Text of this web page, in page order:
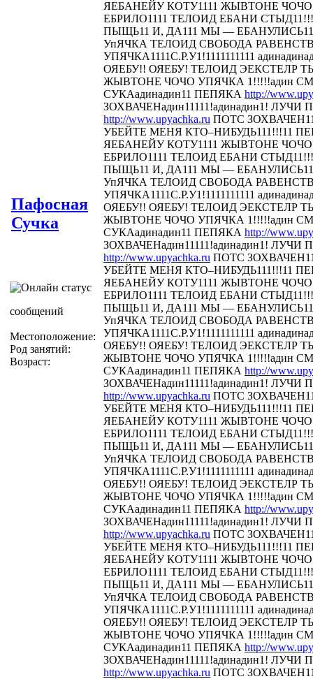
Пафосная
Сучка
сообщений
Местоположение:
Род занятий:
Возраст:
ЯЕБАНЕЙУ КОТУ1111 ЖЫВТОНЕ ЧОЧО
ЕБРИЛО1111 ТЕЛОИД ЕБАНИ СТЫД11!!!
ПЫЩЬ11 И, ДА111 МЫ —
УпЯЧКА ТЕЛОИД СВОБОДА
УПЯЧКА1111С.Р.У1!1111111111
ОЯЕБУ!! ОЯЕБУ! ТЕЛОИД ЭЕКСТЕЛР
ЖЫВТОНЕ ЧОЧО УПЯЧКА 1!!!!!адин
СУКАадинадин11 ПЕПЯКА http://
ЗОХВАЧЕНадин11111!адинадин1! ЛУЧИ
http://www.upyachka.ru ПОТС
УБЕЙТЕ МЕНЯ КТО–НИБУДЬ111!!!11
ЯЕБАНЕЙУ КОТУ1111 ЖЫВТОНЕ ЧОЧО
ЕБРИЛО1111 ТЕЛОИД ЕБАНИ СТЫД11!!!
ПЫЩЬ11 И, ДА111 МЫ —
УпЯЧКА ТЕЛОИД СВОБОДА
УПЯЧКА1111С.Р.У1!1111111111
ОЯЕБУ!! ОЯЕБУ! ТЕЛОИД ЭЕКСТЕЛР
ЖЫВТОНЕ ЧОЧО УПЯЧКА 1!!!!!адин
СУКАадинадин11 ПЕПЯКА http://
ЗОХВАЧЕНадин11111!адинадин1! ЛУЧИ
http://www.upyachka.ru ПОТС
УБЕЙТЕ МЕНЯ КТО–НИБУДЬ111!!!11
ЯЕБАНЕЙУ КОТУ1111 ЖЫВТОНЕ ЧОЧО
ЕБРИЛО1111 ТЕЛОИД ЕБАНИ СТЫД11!!!
ПЫЩЬ11 И, ДА111 МЫ —
УпЯЧКА ТЕЛОИД СВОБОДА
УПЯЧКА1111С.Р.У1!1111111111
ОЯЕБУ!! ОЯЕБУ! ТЕЛОИД ЭЕКСТЕЛР
ЖЫВТОНЕ ЧОЧО УПЯЧКА 1!!!!!адин
СУКАадинадин11 ПЕПЯКА http://
ЗОХВАЧЕНадин11111!адинадин1! ЛУЧИ
http://www.upyachka.ru ПОТС
УБЕЙТЕ МЕНЯ КТО–НИБУДЬ111!!!11
ЯЕБАНЕЙУ КОТУ1111 ЖЫВТОНЕ ЧОЧО
ЕБРИЛО1111 ТЕЛОИД ЕБАНИ СТЫД11!!!
ПЫЩЬ11 И, ДА111 МЫ —
УпЯЧКА ТЕЛОИД СВОБОДА
УПЯЧКА1111С.Р.У1!1111111111
ОЯЕБУ!! ОЯЕБУ! ТЕЛОИД ЭЕКСТЕЛР
ЖЫВТОНЕ ЧОЧО УПЯЧКА 1!!!!!адин
СУКАадинадин11 ПЕПЯКА http://
ЗОХВАЧЕНадин11111!адинадин1! ЛУЧИ
http://www.upyachka.ru ПОТС
УБЕЙТЕ МЕНЯ КТО–НИБУДЬ111!!!11
ЯЕБАНЕЙУ КОТУ1111 ЖЫВТОНЕ ЧОЧО
ЕБРИЛО1111 ТЕЛОИД ЕБАНИ СТЫД11!!!
ПЫЩЬ11 И, ДА111 МЫ —
УпЯЧКА ТЕЛОИД СВОБОДА
УПЯЧКА1111С.Р.У1!1111111111
ОЯЕБУ!! ОЯЕБУ! ТЕЛОИД ЭЕКСТЕЛР
ЖЫВТОНЕ ЧОЧО УПЯЧКА 1!!!!!адин
СУКАадинадин11 ПЕПЯКА http://
ЗОХВАЧЕНадин11111!адинадин1! ЛУЧИ
http://www.upyachka.ru ПОТС